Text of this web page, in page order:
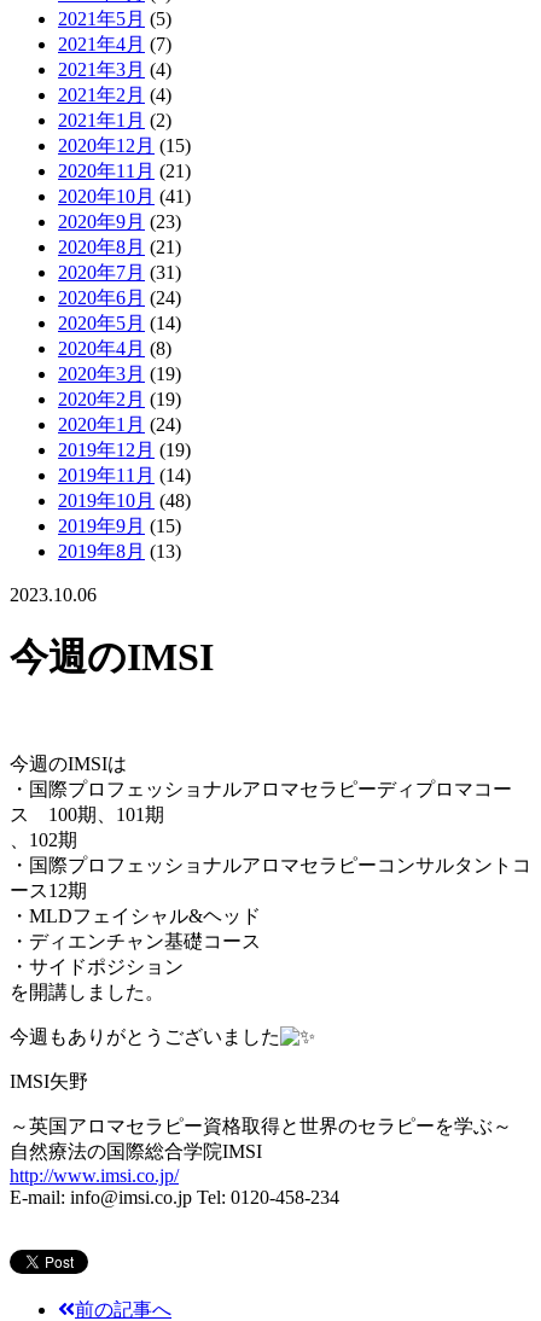
2021年5月 (5)
2021年4月 (7)
2021年3月 (4)
2021年2月 (4)
2021年1月 (2)
2020年12月 (15)
2020年11月 (21)
2020年10月 (41)
2020年9月 (23)
2020年8月 (21)
2020年7月 (31)
2020年6月 (24)
2020年5月 (14)
2020年4月 (8)
2020年3月 (19)
2020年2月 (19)
2020年1月 (24)
2019年12月 (19)
2019年11月 (14)
2019年10月 (48)
2019年9月 (15)
2019年8月 (13)
2023.10.06
今週のIMSI
今週のIMSIは
・国際プロフェッショナルアロマセラピーディプロマコー
ス 100期、101期
、102期
・国際プロフェッショナルアロマセラピーコンサルタントコ
ース12期
・MLDフェイシャル&ヘッド
・ディエンチャン基礎コース
・サイドポジション
を開講しました。
今週もありがとうございました
IMSI矢野
～英国アロマセラピー資格取得と世界のセラピーを学ぶ～
自然療法の国際総合学院IMSI
http://www.imsi.co.jp/
E-mail: info@imsi.co.jp Tel: 0120-458-234
前の記事へ